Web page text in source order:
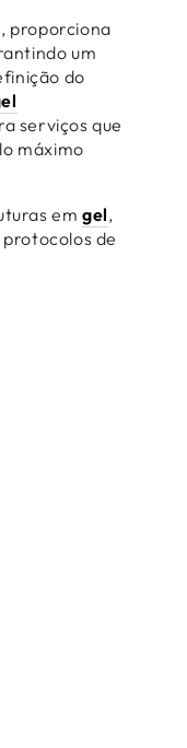
proporciona
um
do
serviços que
máximo
em gel,
de